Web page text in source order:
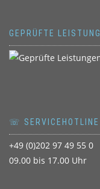
GEPRÜFTE LEISTUNG
☏ SERVICEHOTLINE
+49 (0)202 97 49 55 0
09.00 bis 17.00 Uhr